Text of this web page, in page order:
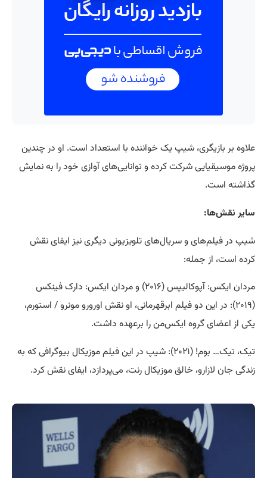
علاوه بر بازیگری، شیپ یک خواننده با استعداد است. او در چندین
پروژه موسیقیایی شرکت کرده و توانایی‌های آوازی خود را به نمایش
گذاشته است.
سایر نقش‌ها:
شیپ در فیلم‌های و سریال‌های تلویزیونی دیگری نیز ایفای نقش
کرده است، از جمله:
مردان ایکس: آپوکالیپس (۲۰۱۶) و مردان ایکس: دارک فینکس
(۲۰۱۹): در این دو فیلم ابرقهرمانی، او نقش اورورو مونرو / استورم،
یکی از اعضای گروه ایکس‌من را برعهده داشت.
تیک، تیک… بوم! (۲۰۲۱): شیپ در این فیلم موزیکال بیوگرافی که به
زندگی جان لازارو، خالق موزیکال رنت، می‌پردازد، ایفای نقش کرد.